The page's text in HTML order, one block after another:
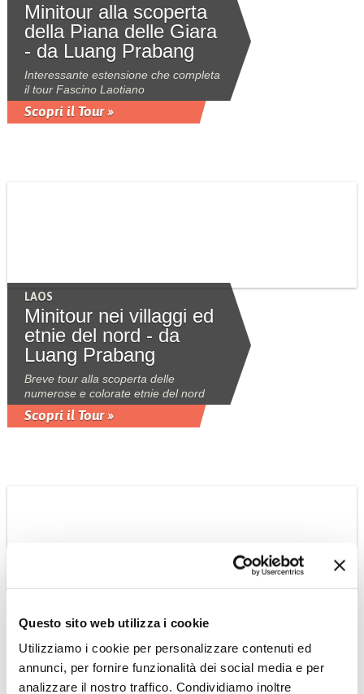
Questo sito web utilizza i cookie
Utilizziamo i cookie per personalizzare contenuti ed
annunci, per fornire funzionalità dei social media e per
analizzare il nostro traffico. Condividiamo inoltre
Minitour alla scoperta
della Piana delle Giara
- da Luang Prabang
Interessante estensione che completa
il tour Fascino Laotiano
Scopri il Tour »
LAOS
Minitour nei villaggi ed
etnie del nord - da
Luang Prabang
Breve tour alla scoperta delle
numerose e colorate etnie del nord
Scopri il Tour »
Nepal - Trekking
Campo Base
Annapurna
Trekking con spettacolari panorami e